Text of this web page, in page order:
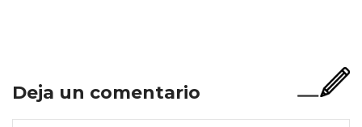
Deja un comentario